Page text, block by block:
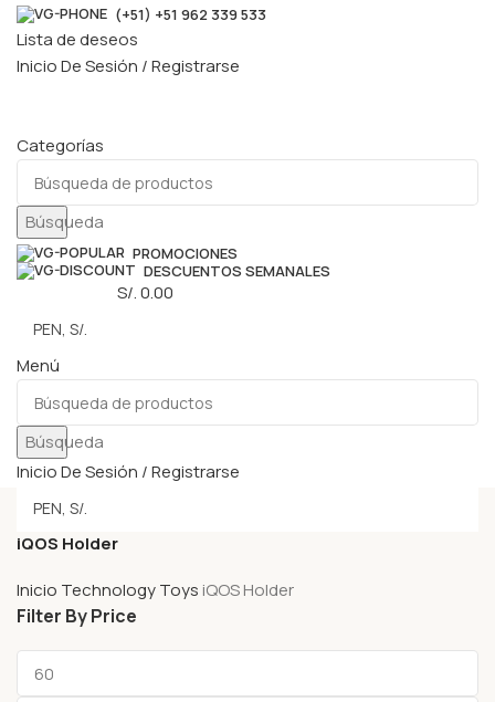
(+51) +51 962 339 533
Lista de deseos
Inicio De Sesión / Registrarse
Categorías
Búsqueda
PROMOCIONES
DESCUENTOS SEMANALES
S/.0.00
Menú
Búsqueda
Inicio De Sesión / Registrarse
iQOS Holder
Inicio Technology Toys iQOS Holder
Filter By Price